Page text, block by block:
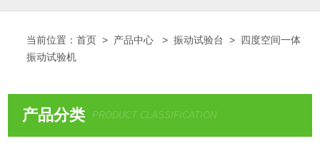
当前位置：首页 > 产品中心 >振动试验台 > 四度空间一体
振动试验机
产品分类 PRODUCT CLASSIFICATION